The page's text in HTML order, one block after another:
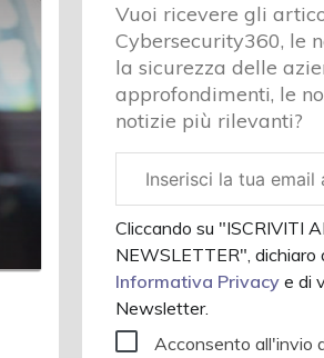
Vuoi ricevere gli
Cybersecurity360, le
la sicurezza delle
approfondimenti, le
notizie più rilevanti?
aziendale
Cliccando su "ISCRIVITI
NEWSLETTER", dichiaro
Informativa Privacy e di
Newsletter.
Acconsento all'invio